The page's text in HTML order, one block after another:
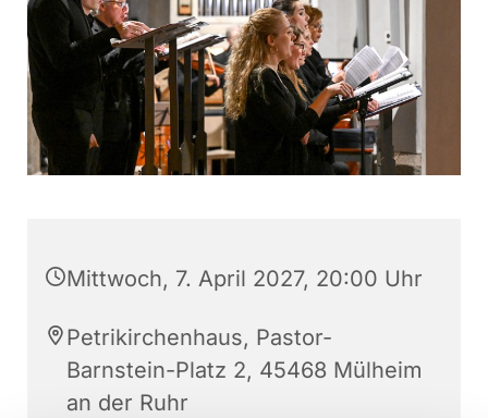
Mittwoch, 7. April 2027, 20:00 Uhr
Petrikirchenhaus, Pastor-
Barnstein-Platz 2, 45468 Mülheim
an der Ruhr